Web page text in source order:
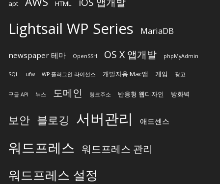
apt HTML
Lightsail WP Series MariaDB
newspaper 테마 OpenSSH OS X 앱개발 phpMyAdmin
SQL ufw WP 플러그인 라이선스 개발자용 Mac앱 게임 광고
구글 API 뉴스 도메인 링크주소 반응형 웹디자인 방화벽
보안 블로깅 서버관리 애드센스
워드프레스 워드프레스 관리
워드프레스 설정